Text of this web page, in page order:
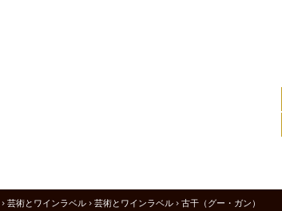
> 芸術とワインラベル > 芸術とワインラベル > 古干（グー・ガン）